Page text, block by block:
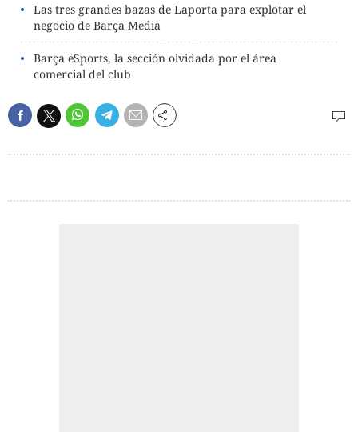
Las tres grandes bazas de Laporta para explotar el
negocio de Barça Media
Barça eSports, la sección olvidada por el área
comercial del club